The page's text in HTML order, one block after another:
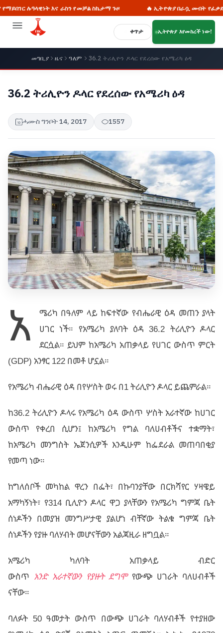
እና ራስን የመቻል ስኬታማ ጉዞ 🔥 ኢትዮጵያ በራሷ መብት የፈቃድ ጠያቂነት
ቀጥታ ኢትዮጵያ እየመከረች ነው!
መግቢያ ዜና ዓለም 36.2 ትሪሊዮን ዶላር የደረሰው የአሜሪካ ዕዳ
36.2 ትሪሊዮን ዶላር የደረሰው የአሜሪካ ዕዳ
ሓሙስ ግንቦት 14, 2017 1557
አ
ሜሪካ በዓለም ላይ ከፍተኛው የብሔራዊ ዕዳ መጠን ያላት
ሀገር ነች። የአሜሪካ ያለባት ዕዳ 36.2 ትሪሊዮን ዶላር
ደርሷል። ይህም ከአሜሪካ አጠቃላይ የሀገር ውስጥ ምርት
(GDP) አንፃር 122 በመቶ ሆኗል።
የአሜሪካ ብሔራዊ ዕዳ በየሦስት ወሩ በ1 ትሪሊዮን ዶላር ይጨምራል።
ከ36.2 ትሪሊዮን ዶላሩ የአሜሪካ ዕዳ ውስጥ ሦስት አራተኛው ከሀገር
ውስጥ የቀረበ ሲሆን፤ ከአሜሪካ የግል ባለሀብቶችና ተቋማት፣
ከአሜሪካ መንግስት ኤጀንሲዎች እንዲሁም ከፌደራል መጠባበቂያ
የመጣ ነው።
ከግለሰቦች መካከል ዋረን በፌት፣ በኩባንያቸው በርክሻየር ሃዛዌይ
አማካኝነት፣ የ314 ቢሊዮን ዶላር ዋጋ ያላቸውን የአሜሪካ ግምጃ ቤት
ሰነዶችን በመያዝ መንግሥታዊ ያልሆነ ብቸኛው ትልቁ ግምጃ ቤት
ሰነዶችን የያዙ ባለሃብት መሆናቸውን አልጃዚራ ዘግቧል።
አሜሪካ ካለባት አጠቃላይ ብድር
ውስጥ አንድ አራተኛውን የያዙት ደግሞየውጭ ሀገራት ባለሀብቶች
ናቸው።
ባለፉት 50 ዓመታት ውስጥ በውጭ ሀገራት ባለሃብቶች የተያዘው